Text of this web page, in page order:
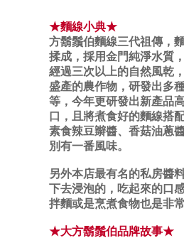
★麵線小典★
方鬍鬚伯麵線三代祖傳，
揉成，採用金門純淨水質
經過三次以上的自然風乾
盛產的農作物，研發出多
等，今年更研發出新產品
口，且將煮食好的麵線搭
素食辣豆辮醬、香菇油蔥
別有一番風味。
另外本店最有名的私房醬
下去浸泡的，吃起來的口
拌麵或是烹煮食物也是非常
★大方鬍鬚伯品牌故事★